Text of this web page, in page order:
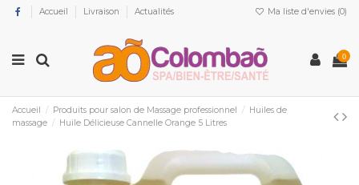
Accueil Livraison Actualités Ma liste d'envies (0)
0
Accueil Produits pour salon de Massage professionnel
Huiles de
massage
Huile Délicieuse Cannelle Orange 5 Litres